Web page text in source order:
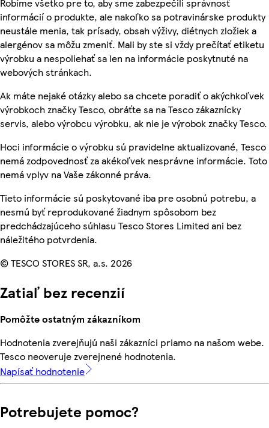
informácií o produkte, ale nakoľko sa potravinárske produkty
neustále menia, tak prísady, obsah výživy, diétnych zložiek a
alergénov sa môžu zmeniť. Mali by ste si vždy prečítať etiketu
výrobku a nespoliehať sa len na informácie poskytnuté na
webových stránkach.
Ak máte nejaké otázky alebo sa chcete poradiť o akýchkoľvek
výrobkoch značky Tesco, obráťte sa na Tesco zákaznícky
servis, alebo výrobcu výrobku, ak nie je výrobok značky Tesco.
Hoci informácie o výrobku sú pravidelne aktualizované, Tesco
nemá zodpovednosť za akékoľvek nesprávne informácie. Toto
nemá vplyv na Vaše zákonné práva.
Tieto informácie sú poskytované iba pre osobnú potrebu, a
nesmú byť reprodukované žiadnym spôsobom bez
predchádzajúceho súhlasu Tesco Stores Limited ani bez
náležitého potvrdenia.
© TESCO STORES SR, a.s. 2026
Zatiaľ bez recenzií
Pomôžte ostatným zákazníkom
Hodnotenia zverejňujú naši zákazníci priamo na našom webe.
Tesco neoveruje zverejnené hodnotenia.
Napísať hodnotenie
Potrebujete pomoc?